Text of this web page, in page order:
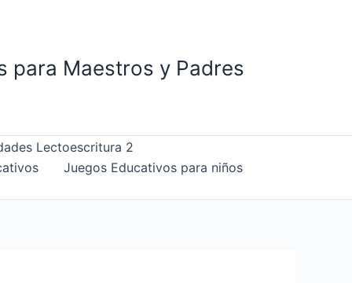
para Maestros y Padres
Lectoescritura 2
Juegos Educativos para niños